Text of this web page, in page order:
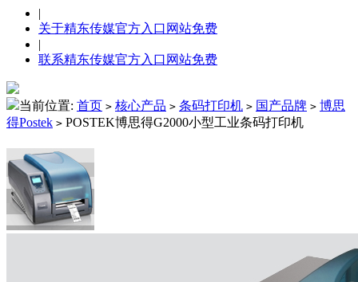
|
关于精东传媒官方入口网站免费
|
联系精东传媒官方入口网站免费
当前位置: 首页 > 核心产品 > 条码打印机 > 国产品牌 > 博思
得Postek > POSTEK博思得G2000小型工业条码打印机